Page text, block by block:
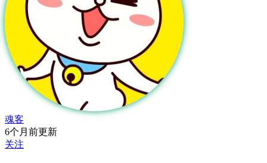
魂客
6个月前更新
关注